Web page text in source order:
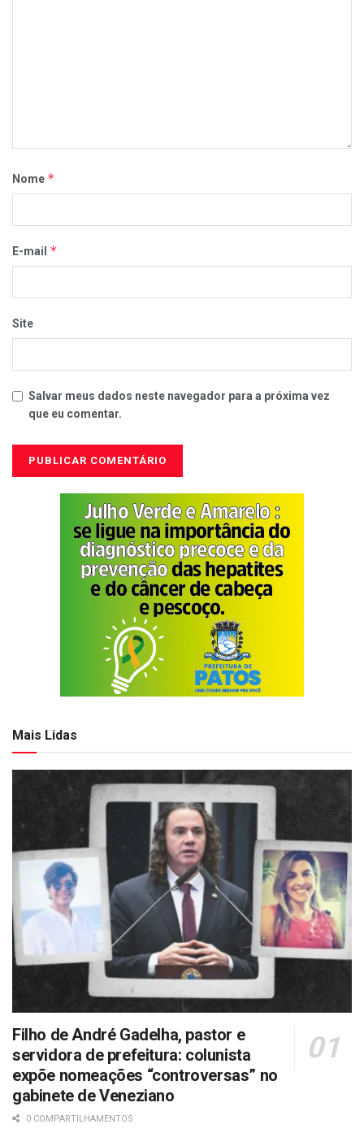
Nome *
E-mail *
Site
Salvar meus dados neste navegador para a próxima vez
que eu comentar.
Mais Lidas
Filho de André Gadelha, pastor e
servidora de prefeitura: colunista
expõe nomeações “controversas” no
gabinete de Veneziano
0 COMPARTILHAMENTOS